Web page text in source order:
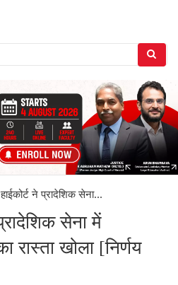
ने प्रादेशिक सेना...
सेना में
रास्ता खोला [निर्णय